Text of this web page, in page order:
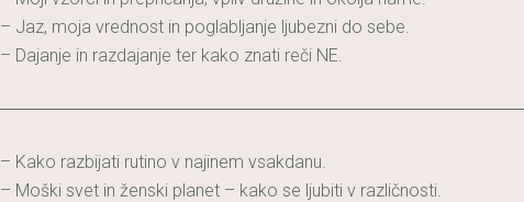
– Jaz, moja vrednost in poglabljanje ljubezni do sebe.
– Dajanje in razdajanje ter kako znati reči NE.
– Kako razbijati rutino v najinem vsakdanu.
– Moški svet in ženski planet – kako se ljubiti v različnosti.